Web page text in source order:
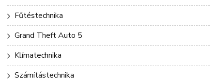
Fűtéstechnika
Grand Theft Auto 5
Klímatechnika
Számítástechnika